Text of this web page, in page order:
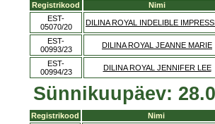
Registrikood Nimi
EST-
05070/20
DILINA ROYAL INDELIBLE
EST-
00993/23
DILINA ROYAL JEANNE MARIE
EST-
00994/23
DILINA ROYAL JENNIFER LEE
Sünnikuupäev:
Registrikood Nimi